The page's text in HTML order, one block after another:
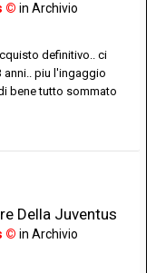
© in Archivio
definitivo.. ci
anni.. piu l'ingaggio
bene tutto sommato
Della Juventus
© in Archivio